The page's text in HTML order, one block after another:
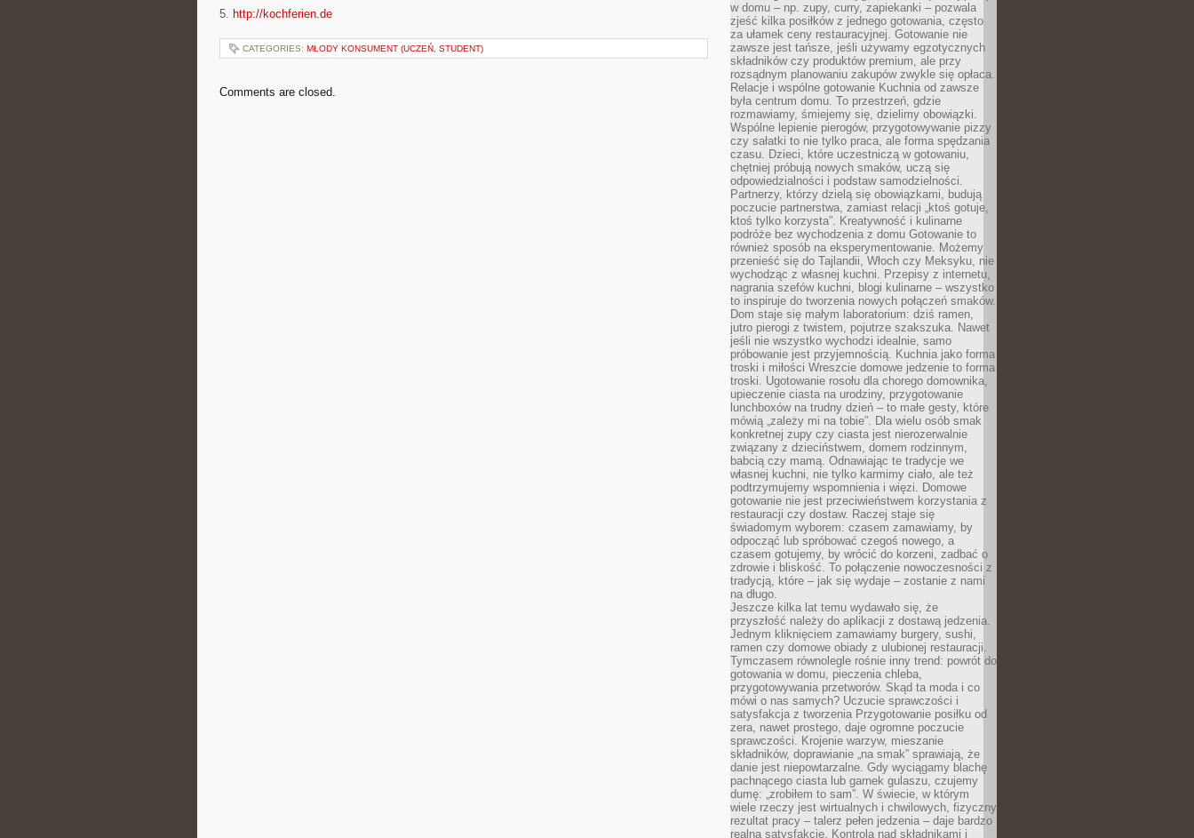
5. http://kochferien.de
CATEGORIES: MŁODY KONSUMENT (UCZEŃ, STUDENT)
Comments are closed.
w domu – np. zupy, curry, zapiekanki – pozwala
zjeść kilka posiłków z jednego gotowania, często
za ułamek ceny restauracyjnej. Gotowanie nie
zawsze jest tańsze, jeśli używamy egzotycznych
składników czy produktów premium, ale przy
rozsądnym planowaniu zakupów zwykle się opłaca.
Relacje i wspólne gotowanie Kuchnia od zawsze
była centrum domu. To przestrzeń, gdzie
rozmawiamy, śmiejemy się, dzielimy obowiązki.
Wspólne lepienie pierogów, przygotowywanie pizzy
czy sałatki to nie tylko praca, ale forma spędzania
czasu. Dzieci, które uczestniczą w gotowaniu,
chętniej próbują nowych smaków, uczą się
odpowiedzialności i podstaw samodzielności.
Partnerzy, którzy dzielą się obowiązkami, budują
poczucie partnerstwa, zamiast relacji „ktoś gotuje,
ktoś tylko korzysta”. Kreatywność i kulinarne
podróże bez wychodzenia z domu Gotowanie to
również sposób na eksperymentowanie. Możemy
przenieść się do Tajlandii, Włoch czy Meksyku, nie
wychodząc z własnej kuchni. Przepisy z internetu,
nagrania szefów kuchni, blogi kulinarne – wszystko
to inspiruje do tworzenia nowych połączeń smaków.
Dom staje się małym laboratorium: dziś ramen,
jutro pierogi z twistem, pojutrze szakszuka. Nawet
jeśli nie wszystko wychodzi idealnie, samo
próbowanie jest przyjemnością. Kuchnia jako forma
troski i miłości Wreszcie domowe jedzenie to forma
troski. Ugotowanie rosołu dla chorego domownika,
upieczenie ciasta na urodziny, przygotowanie
lunchboxów na trudny dzień – to małe gesty, które
mówią „zależy mi na tobie”. Dla wielu osób smak
konkretnej zupy czy ciasta jest nierozerwalnie
związany z dzieciństwem, domem rodzinnym,
babcią czy mamą. Odnawiając te tradycje we
własnej kuchni, nie tylko karmimy ciało, ale też
podtrzymujemy wspomnienia i więzi. Domowe
gotowanie nie jest przeciwieństwem korzystania z
restauracji czy dostaw. Raczej staje się
świadomym wyborem: czasem zamawiamy, by
odpocząć lub spróbować czegoś nowego, a
czasem gotujemy, by wrócić do korzeni, zadbać o
zdrowie i bliskość. To połączenie nowoczesności z
tradycją, które – jak się wydaje – zostanie z nami
na długo.
Jeszcze kilka lat temu wydawało się, że
przyszłość należy do aplikacji z dostawą jedzenia.
Jednym kliknięciem zamawiamy burgery, sushi,
ramen czy domowe obiady z ulubionej restauracji.
Tymczasem równolegle rośnie inny trend: powrót do
gotowania w domu, pieczenia chleba,
przygotowywania przetworów. Skąd ta moda i co
mówi o nas samych? Uczucie sprawczości i
satysfakcja z tworzenia Przygotowanie posiłku od
zera, nawet prostego, daje ogromne poczucie
sprawczości. Krojenie warzyw, mieszanie
składników, doprawianie „na smak” sprawiają, że
danie jest niepowtarzalne. Gdy wyciągamy blachę
pachnącego ciasta lub garnek gulaszu, czujemy
dumę: „zrobiłem to sam”. W świecie, w którym
wiele rzeczy jest wirtualnych i chwilowych, fizyczny
rezultat pracy – talerz pełen jedzenia – daje bardzo
realną satysfakcję. Kontrola nad składnikami i